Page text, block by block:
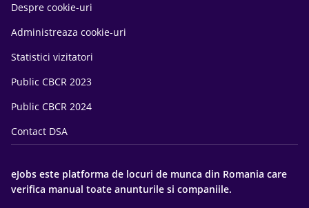
Despre cookie-uri
Administreaza cookie-uri
Statistici vizitatori
Public CBCR 2023
Public CBCR 2024
Contact DSA
eJobs este platforma de locuri de munca din Romania care
verifica manual toate anunturile si companiile.